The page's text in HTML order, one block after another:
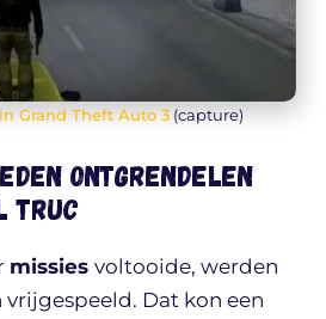
Grand Theft Auto 3 (capture)
ontgrendelen
truc
missies voltooide, werden
Dat kon een